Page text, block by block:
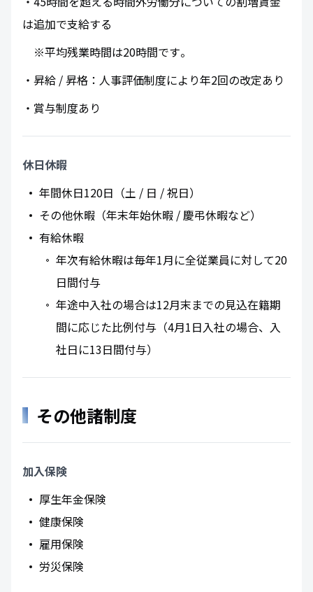
は追加で支給する
※平均残業時間は20時間です​。
・昇給 / 昇格：人事評価制度により年2回の改定あり
・賞与制度あり
休日休暇
年間休日120日（土 / 日 / 祝日）
その他休暇（年末年始休暇 / 慶弔休暇など）
有給休暇
年次有給休暇は毎年1月に全従業員に対して20
日間付与
年途中入社の場合は12月末までの見込在籍期
間に応じた比例付与（4月1日入社の場合、入
社日に13日間付与）
その他諸制度
加入保険
厚生年金保険
健康保険
雇用保険
労災保険